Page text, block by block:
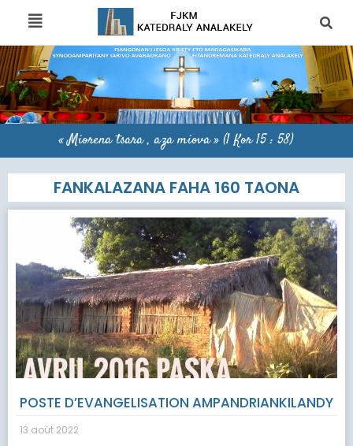
« Miorena tsara , aza miova » (1 Kor 15 : 58)
FANKALAZANA FAHA 160 TAONA
POSTE D’EVANGELISATION AMPANDRIANKILANDY
13 août 2022